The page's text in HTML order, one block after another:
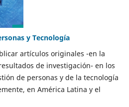
y Tecnología
artículos originales -en la
de investigación- en los
de personas y de la tecnología
en América Latina y el